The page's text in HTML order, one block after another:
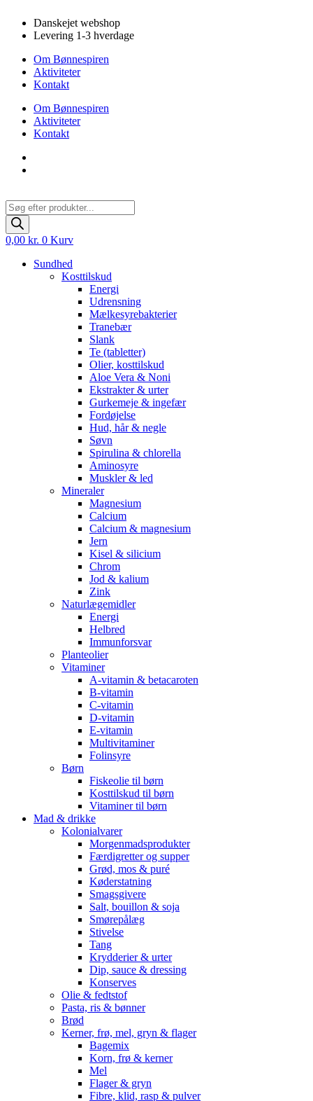
indhold
Danskejet webshop
Levering 1-3 hverdage
Om Bønnespiren
Aktiviteter
Kontakt
Om Bønnespiren
Aktiviteter
Kontakt
Products
search
0,00 kr. 0 Kurv
Sundhed
Kosttilskud
Energi
Udrensning
Mælkesyrebakterier
Tranebær
Slank
Te (tabletter)
Olier, kosttilskud
Aloe Vera & Noni
Ekstrakter & urter
Gurkemeje & ingefær
Fordøjelse
Hud, hår & negle
Søvn
Spirulina & chlorella
Aminosyre
Muskler & led
Mineraler
Magnesium
Calcium
Calcium & magnesium
Jern
Kisel & silicium
Chrom
Jod & kalium
Zink
Naturlægemidler
Energi
Helbred
Immunforsvar
Planteolier
Vitaminer
A-vitamin & betacaroten
B-vitamin
C-vitamin
D-vitamin
E-vitamin
Multivitaminer
Folinsyre
Børn
Fiskeolie til børn
Kosttilskud til børn
Vitaminer til børn
Mad & drikke
Kolonialvarer
Morgenmadsprodukter
Færdigretter og supper
Grød, mos & puré
Køderstatning
Smagsgivere
Salt, bouillon & soja
Smørepålæg
Stivelse
Tang
Krydderier & urter
Dip, sauce & dressing
Konserves
Olie & fedtstof
Pasta, ris & bønner
Brød
Kerner, frø, mel, gryn & flager
Bagemix
Korn, frø & kerner
Mel
Flager & gryn
Fibre, klid, rasp & pulver